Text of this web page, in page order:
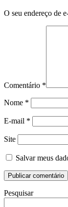
O seu endereço de
Comentário *
Nome *
E-mail *
Site
Salvar meus
Pesquisar